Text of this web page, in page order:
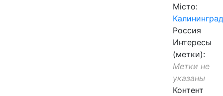
Місто:
Калининград
Россия
Интересы
(метки):
Метки не
указаны
Контент